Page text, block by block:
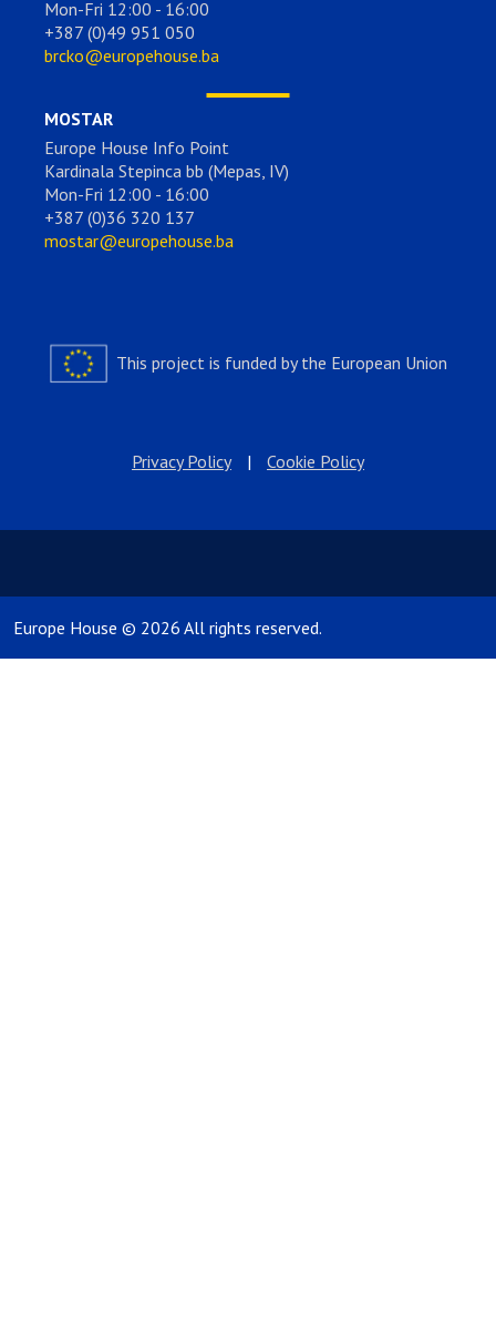
Mon-Fri 12:00 - 16:00
+387 (0)49 951 050
brcko@europehouse.ba
MOSTAR
Europe House Info Point
Kardinala Stepinca bb (Mepas, IV)
Mon-Fri 12:00 - 16:00
+387 (0)36 320 137
mostar@europehouse.ba
This project is funded by the European Union
Privacy Policy | Cookie Policy
Europe House © 2026 All rights reserved.